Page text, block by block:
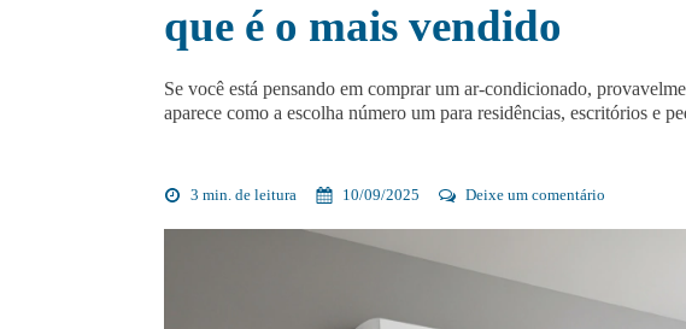
que é o mais vendido
Se você está pensando em comprar um ar-condicionado,
aparece como a escolha número um para residências, escritórios e
3 min. de leitura 10/09/2025 Deixe um comentário